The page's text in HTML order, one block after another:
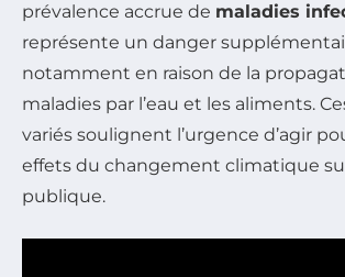
prévalence accrue de maladies
représente un danger
notamment en raison de la
maladies par l’eau et les aliments.
variés soulignent l’urgence d’agir
effets du changement climatique
publique.